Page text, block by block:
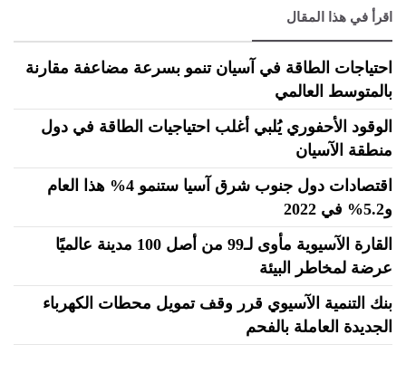
اقرأ في هذا المقال
احتياجات الطاقة في آسيان تنمو بسرعة مضاعفة مقارنة
بالمتوسط العالمي
الوقود الأحفوري يُلبي أغلب احتياجيات الطاقة في دول
منطقة الآسيان
اقتصادات دول جنوب شرق آسيا ستنمو 4% هذا العام
و5.2% في 2022
القارة الآسيوية مأوى لـ99 من أصل 100 مدينة عالميًا
عرضة لمخاطر البيئة
بنك التنمية الآسيوي قرر وقف تمويل محطات الكهرباء
الجديدة العاملة بالفحم